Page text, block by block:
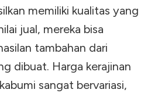
memiliki kualitas yang
jual, mereka bisa
tambahan dari
dibuat. Harga kerajinan
sangat bervariasi,